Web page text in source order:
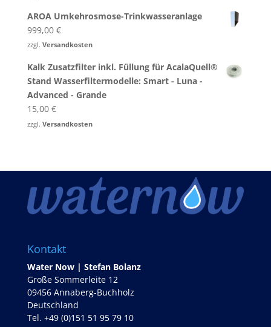
AROA Umkehrosmose-Trinkwasseranlage
999,00 €
zzgl. Versandkosten
Kalk Zusatzfilter inkl. Füllung für AcalaQuell®
Stand Wasserfiltermodelle: Smart - Luna -
Advanced - Grande
15,00 €
zzgl. Versandkosten
Kontakt
Water Now | Stefan Bolanz
Große Sommerleite 12
09456 Annaberg-Buchholz
Deutschland
Tel. +49 (0)151 51 95 79 10